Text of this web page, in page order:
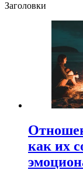
Заголовки
как их